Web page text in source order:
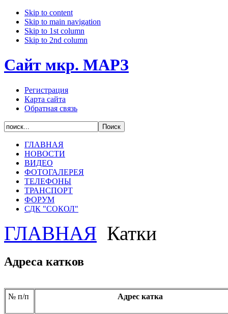
Skip to content
Skip to main navigation
Skip to 1st column
Skip to 2nd column
Сайт мкр. МАРЗ
Регистрация
Карта сайта
Обратная связь
ГЛАВНАЯ
НОВОСТИ
ВИДЕО
ФОТОГАЛЕРЕЯ
ТЕЛЕФОНЫ
ТРАНСПОРТ
ФОРУМ
СДК "СОКОЛ"
ГЛАВНАЯ Катки
Адреса катков
№ п/п
Адрес катка